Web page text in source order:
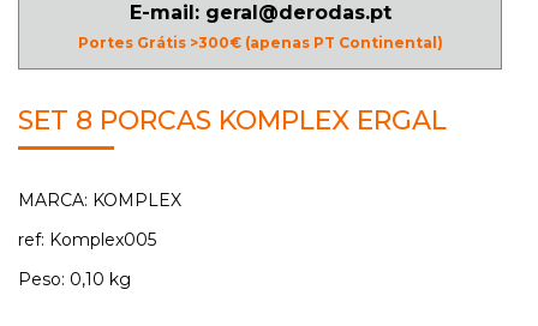
SKATES
E-mail: geral@derodas.pt
Portes Grátis >300€ (apenas PT Continental)
SET 8 PORCAS KOMPLEX ERGAL
MARCA: KOMPLEX
ref: Komplex005
Peso: 0,10 kg